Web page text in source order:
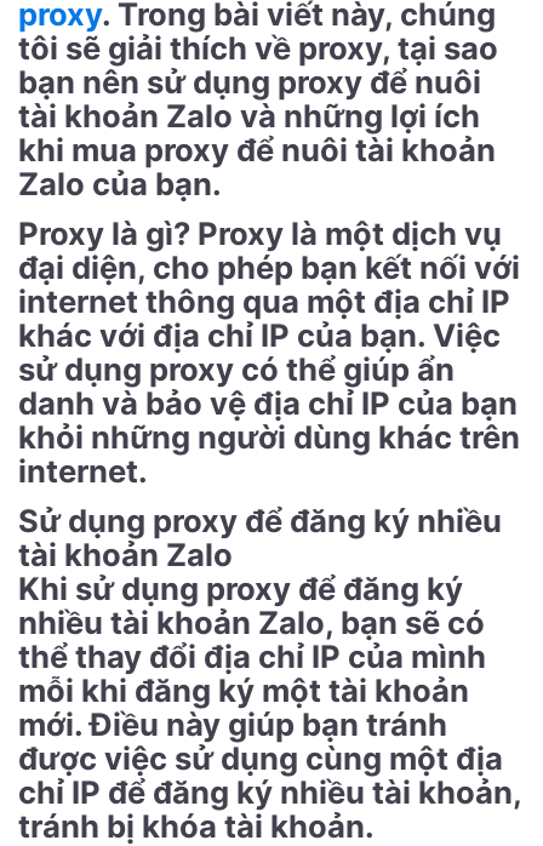
proxy. Trong bài viết này, chúng
tôi sẽ giải thích về proxy, tại sao
bạn nên sử dụng proxy để nuôi
tài khoản Zalo và những lợi ích
khi mua proxy để nuôi tài khoản
Zalo của bạn.
Proxy là gì? Proxy là một dịch vụ
đại diện, cho phép bạn kết nối với
internet thông qua một địa chỉ IP
khác với địa chỉ IP của bạn. Việc
sử dụng proxy có thể giúp ẩn
danh và bảo vệ địa chỉ IP của bạn
khỏi những người dùng khác trên
internet.
Sử dụng proxy để đăng ký nhiều
tài khoản Zalo
Khi sử dụng proxy để đăng ký
nhiều tài khoản Zalo, bạn sẽ có
thể thay đổi địa chỉ IP của mình
mỗi khi đăng ký một tài khoản
mới. Điều này giúp bạn tránh
được việc sử dụng cùng một địa
chỉ IP để đăng ký nhiều tài khoản,
tránh bị khóa tài khoản.